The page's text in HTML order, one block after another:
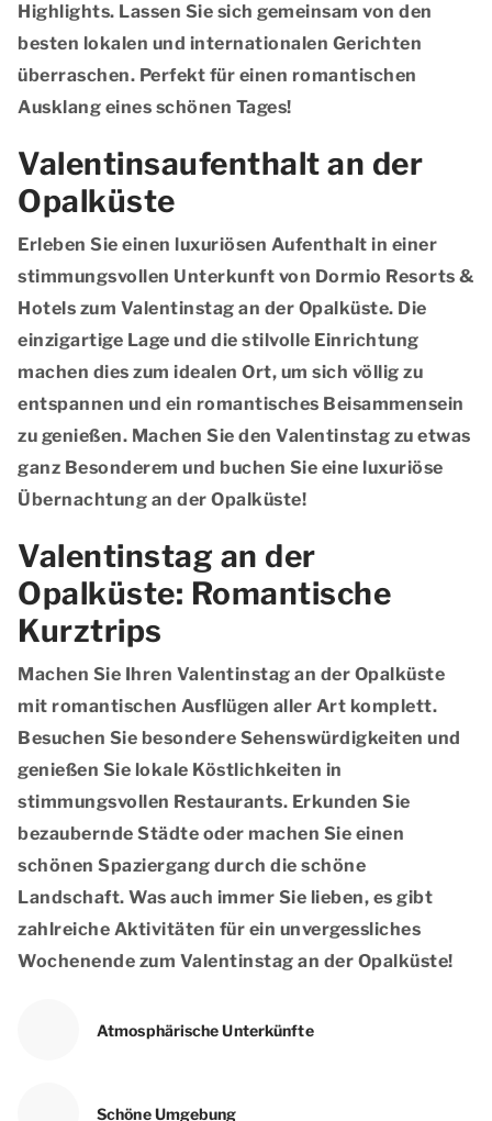
Highlights. Lassen Sie sich gemeinsam von den
besten lokalen und internationalen Gerichten
überraschen. Perfekt für einen romantischen
Ausklang eines schönen Tages!
Valentinsaufenthalt an der
Opalküste
Erleben Sie einen luxuriösen Aufenthalt in einer
stimmungsvollen Unterkunft von Dormio Resorts &
Hotels zum Valentinstag an der Opalküste. Die
einzigartige Lage und die stilvolle Einrichtung
machen dies zum idealen Ort, um sich völlig zu
entspannen und ein romantisches Beisammensein
zu genießen. Machen Sie den Valentinstag zu etwas
ganz Besonderem und buchen Sie eine luxuriöse
Übernachtung an der Opalküste!
Valentinstag an der
Opalküste: Romantische
Kurztrips
Machen Sie Ihren Valentinstag an der Opalküste
mit romantischen Ausflügen aller Art komplett.
Besuchen Sie besondere Sehenswürdigkeiten und
genießen Sie lokale Köstlichkeiten in
stimmungsvollen Restaurants. Erkunden Sie
bezaubernde Städte oder machen Sie einen
schönen Spaziergang durch die schöne
Landschaft. Was auch immer Sie lieben, es gibt
zahlreiche Aktivitäten für ein unvergessliches
Wochenende zum Valentinstag an der Opalküste!
Atmosphärische Unterkünfte
Schöne Umgebung